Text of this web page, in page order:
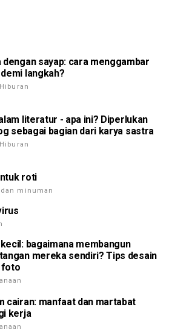
dengan sayap: cara menggambar
demi langkah?
literatur - apa ini? Diperlukan
sebagai bagian dari karya sastra
roti
minuman
bagaimana membangun
mereka sendiri? Tips desain
foto
cairan: manfaat dan martabat
kerja